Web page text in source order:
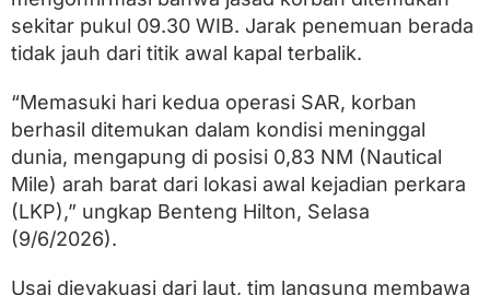
a
i
D
e
m
u
a
n
i
sekitar pukul 09.30 WIB. Jarak penemuan berada
tidak jauh dari titik awal kapal terbalik.
“Memasuki hari kedua operasi SAR, korban
berhasil ditemukan dalam kondisi meninggal
dunia, mengapung di posisi 0,83 NM (Nautical
Mile) arah barat dari lokasi awal kejadian perkara
(LKP),” ungkap Benteng Hilton, Selasa
(9/6/2026).
Usai dievakuasi dari laut, tim langsung membawa